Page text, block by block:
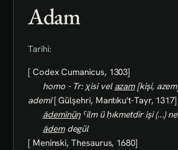
Adam
Tarihi:
[ Codex Cumanicus, 1303]
homo - Tr: χisi vel azam[kişi,
ademî[ Gülşehri, Mantıku't-Tayr, 1317]
ādemīnüŋ ˁilm ü ḥıkmetdir işi (...)
ādemdegül
[ Meninski, Thesaurus, 1680]